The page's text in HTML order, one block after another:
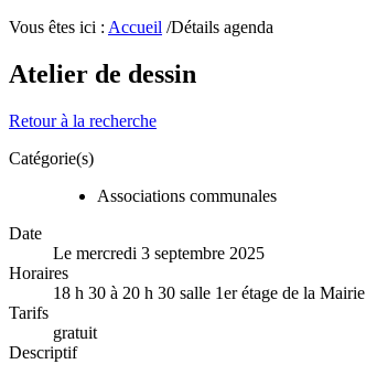
Vous êtes ici : Accueil /Détails agenda
Atelier de dessin
Retour à la recherche
Catégorie(s)
Associations communales
Date
Le mercredi 3 septembre 2025
Horaires
18 h 30 à 20 h 30 salle 1er étage de la Mairie
Tarifs
gratuit
Descriptif